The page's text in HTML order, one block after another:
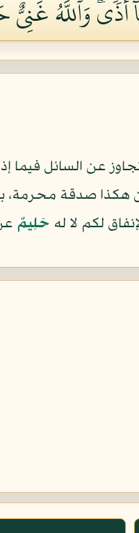
وَٱللَّهُ غَنِيٌّ
عن السائل فيما
هكذا صدقة محرمة،
لكم لا له حَلِيمٌ